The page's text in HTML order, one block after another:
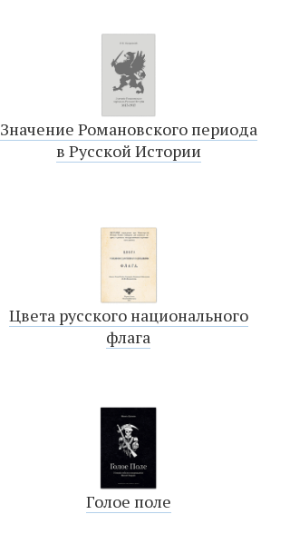
Значение Романовского периода
в Русской Истории
Цвета русского национального
флага
Голое поле